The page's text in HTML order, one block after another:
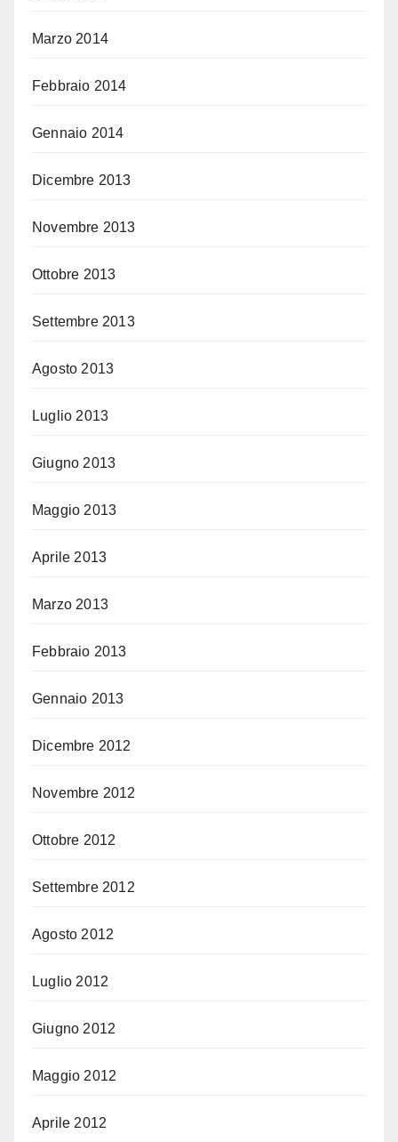
Marzo 2014
Febbraio 2014
Gennaio 2014
Dicembre 2013
Novembre 2013
Ottobre 2013
Settembre 2013
Agosto 2013
Luglio 2013
Giugno 2013
Maggio 2013
Aprile 2013
Marzo 2013
Febbraio 2013
Gennaio 2013
Dicembre 2012
Novembre 2012
Ottobre 2012
Settembre 2012
Agosto 2012
Luglio 2012
Giugno 2012
Maggio 2012
Aprile 2012